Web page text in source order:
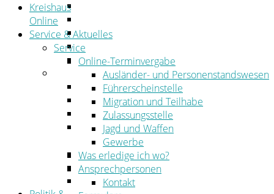
Ansprechpersonen
Formulare
Öffnungszeiten
Aktuelles
Stellenangebote
Azubiportal
Pressemitteilungen
Bekanntmachungen & öffentliche
Zustellungen
Kehrbezirksausschreibungen
Amtsblatt
Öffentliche Ausschreibungen
Kreishaus
Online
Service & Aktuelles
Service
Online-Terminvergabe
Ausländer- und Personenstandswesen
Führerscheinstelle
Migration und Teilhabe
Zulassungsstelle
Jagd und Waffen
Gewerbe
Was erledige ich wo?
Ansprechpersonen
Kontakt